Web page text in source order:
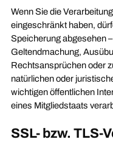
Wenn Sie die
eingeschränkt haben,
Speicherung abgesehen
Geltendmachung,
Rechtsansprüchen oder
natürlichen oder
wichtigen öffentlichen
eines Mitgliedstaats
SSL- bzw. TLS-